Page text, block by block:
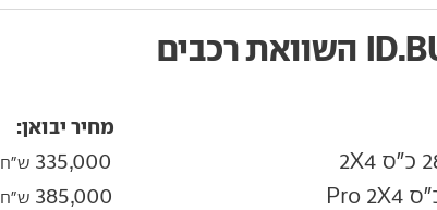
השוואת רכבים
מחיר יבואן:
335,000 ש"ח
385,000 ש"ח